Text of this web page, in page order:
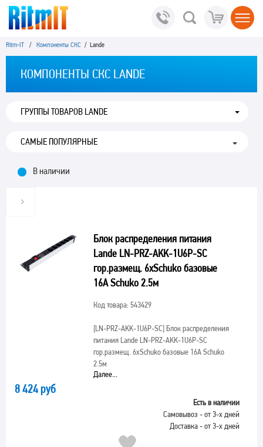
Ritm-IT / Компоненты СКС / Lande
КОМПОНЕНТЫ СКС LANDE
ГРУППЫ ТОВАРОВ LANDE
В наличии
Блок распределения питания
Lande LN-PRZ-AKK-1U6P-SC
гор.размещ. 6xSchuko базовые
16A Schuko 2.5м
Код товара: 543429
[LN-PRZ-AKK-1U6P-SC]Блок распределения
питания Lande LN-PRZ-AKK-1U6P-SC
гор.размещ. 6xSchuko базовые 16A Schuko
2.5м
Далее...
8 424 руб
Есть в наличии
Самовывоз - от 3-х дней
Доставка - от 3-х дней